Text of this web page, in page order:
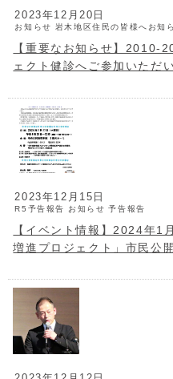
2023年12月20日
お知らせ 岩木地区住民の皆様へお知
【重要なお知らせ】2010-
ェクト健診へご参加いただ
2023年12月15日
R5予告報告 お知らせ 予告報告
【イベント情報】2024年1
増進プロジェクト」市民公